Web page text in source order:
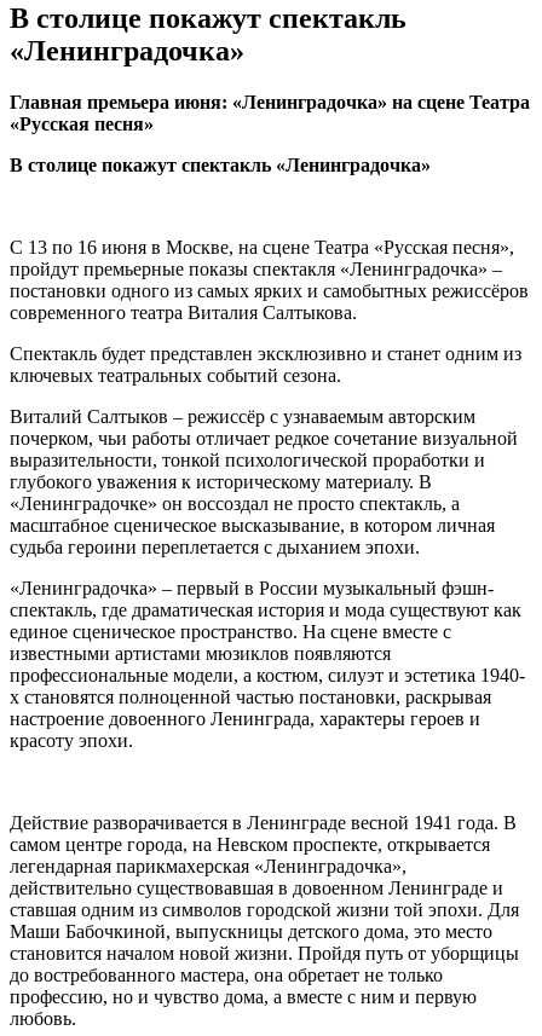
В столице покажут спектакль
«Ленинградочка»
Главная премьера июня: «Ленинградочка» на сцене Театра
«Русская песня»
В столице покажут спектакль «Ленинградочка»
С 13 по 16 июня в Москве, на сцене Театра «Русская песня»,
пройдут премьерные показы спектакля «Ленинградочка» –
постановки одного из самых ярких и самобытных режиссёров
современного театра Виталия Салтыкова.
Спектакль будет представлен эксклюзивно и станет одним из
ключевых театральных событий сезона.
Виталий Салтыков – режиссёр с узнаваемым авторским
почерком, чьи работы отличает редкое сочетание визуальной
выразительности, тонкой психологической проработки и
глубокого уважения к историческому материалу. В
«Ленинградочке» он воссоздал не просто спектакль, а
масштабное сценическое высказывание, в котором личная
судьба героини переплетается с дыханием эпохи.
«Ленинградочка» – первый в России музыкальный фэшн-
спектакль, где драматическая история и мода существуют как
единое сценическое пространство. На сцене вместе с
известными артистами мюзиклов появляются
профессиональные модели, а костюм, силуэт и эстетика 1940-
х становятся полноценной частью постановки, раскрывая
настроение довоенного Ленинграда, характеры героев и
красоту эпохи.
Действие разворачивается в Ленинграде весной 1941 года. В
самом центре города, на Невском проспекте, открывается
легендарная парикмахерская «Ленинградочка»,
действительно существовавшая в довоенном Ленинграде и
ставшая одним из символов городской жизни той эпохи. Для
Маши Бабочкиной, выпускницы детского дома, это место
становится началом новой жизни. Пройдя путь от уборщицы
до востребованного мастера, она обретает не только
профессию, но и чувство дома, а вместе с ним и первую
любовь.